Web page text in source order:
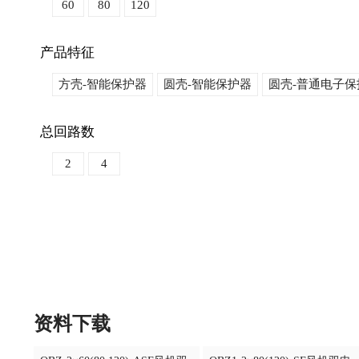
60 80 120
产品特征
方壳-智能保护器 圆壳-智能保护器 圆壳-普通电子
总回路数
2 4
资料下载